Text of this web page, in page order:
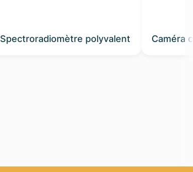
Spectroradiomètre polyvalent Caméra